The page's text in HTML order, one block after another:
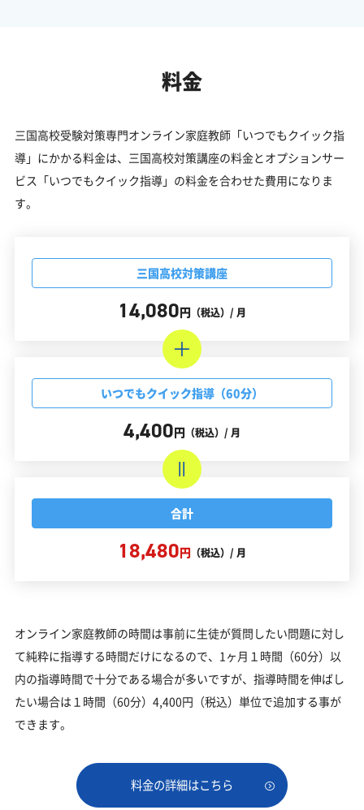
料金
三国高校受験対策専門オンライン家庭教師「いつでもクイック指
導」にかかる料金は、三国高校対策講座の料金とオプションサー
ビス「いつでもクイック指導」の料金を合わせた費用になりま
す。
三国高校対策講座
14,080円 （税込）/ 月
いつでもクイック指導（60分）
4,400円 （税込）/ 月
合計
18,480円 （税込）/ 月
オンライン家庭教師の時間は事前に生徒が質問したい問題に対し
て純粋に指導する時間だけになるので、1ヶ月１時間（60分）以
内の指導時間で十分である場合が多いですが、指導時間を伸ばし
たい場合は１時間（60分）4,400円（税込）単位で追加する事が
できます。
料金の詳細はこちら